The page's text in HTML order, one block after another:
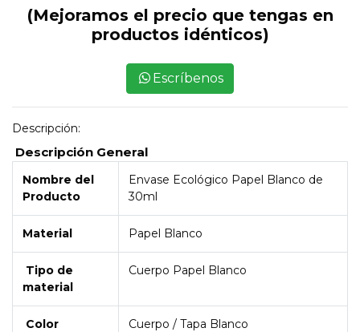
(Mejoramos el precio que tengas en
productos idénticos)
Escríbenos
Descripción:
Descripción General
Nombre del
Producto
Envase Ecológico Papel Blanco de
30ml
Material Papel Blanco
Tipo de
material
Cuerpo Papel Blanco
Color Cuerpo / Tapa Blanco